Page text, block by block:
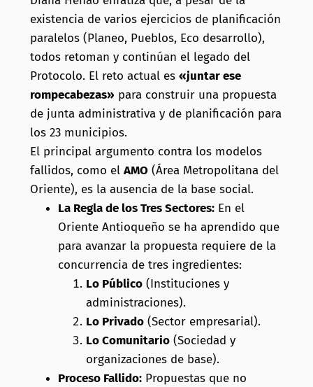
existencia de varios ejercicios de planificación
paralelos (Planeo, Pueblos, Eco desarrollo),
todos retoman y continúan el legado del
Protocolo. El reto actual es «juntar ese
rompecabezas» para construir una propuesta
de junta administrativa y de planificación para
los 23 municipios.
El principal argumento contra los modelos
fallidos, como el AMO(Área Metropolitana del
Oriente), es la ausencia de la base social.
La Regla de los Tres Sectores:En el
Oriente Antioqueño se ha aprendido que
para avanzar la propuesta requiere de la
concurrencia de tres ingredientes:
Lo Público(Instituciones y
administraciones).
Lo Privado(Sector empresarial).
Lo Comunitario(Sociedad y
organizaciones de base).
Proceso Fallido:Propuestas que no